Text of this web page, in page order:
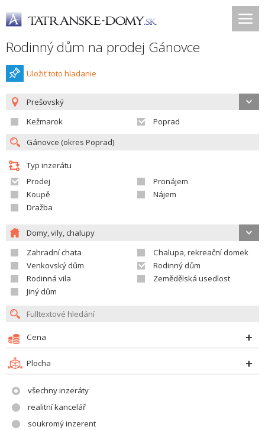
Rodinný dům na prodej Gánovce
Uložiť toto hladanie
Prešovský
Kežmarok
Poprad
Typ inzerátu
Prodej
Pronájem
Koupě
Nájem
Dražba
Domy, vily, chalupy
Zahradní chata
Chalupa, rekreační domek
Venkovský dům
Rodinný dům
Rodinná vila
Zemědělská usedlost
Jiný dům
Cena
Plocha
všechny inzeráty
realitní kancelář
soukromý inzerent